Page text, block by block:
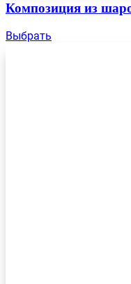
Композиция из
Выбрать